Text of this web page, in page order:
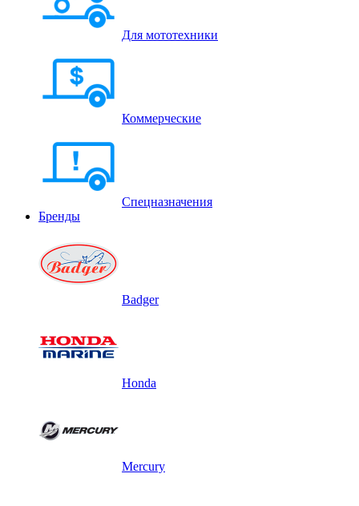
Для мототехники
Коммерческие
Спецназначения
Бренды
Badger
Honda
Mercury